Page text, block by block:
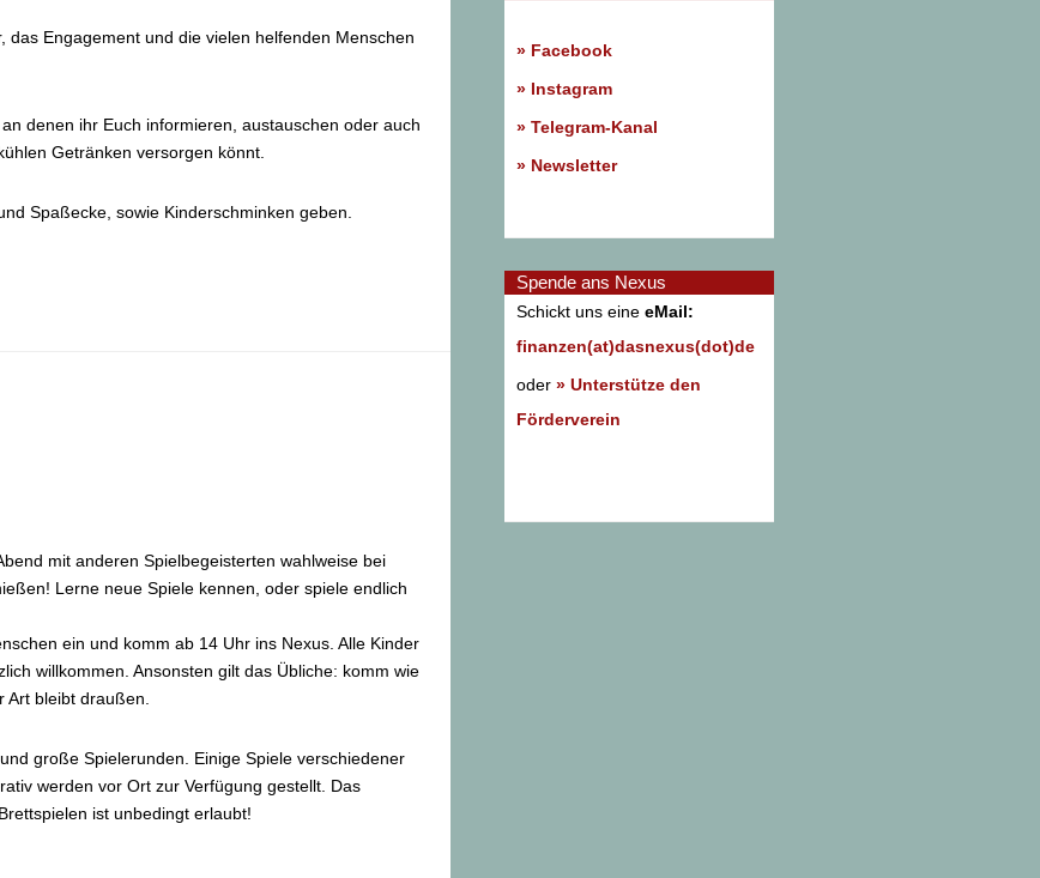
das Engagement und die vielen helfenden Menschen
denen ihr Euch informieren, austauschen oder auch
Getränken versorgen könnt.
Spaßecke, sowie Kinderschminken geben.
mit anderen Spielbegeisterten wahlweise bei
Lerne neue Spiele kennen, oder spiele endlich
ein und komm ab 14 Uhr ins Nexus. Alle Kinder
willkommen. Ansonsten gilt das Übliche: komm wie
bleibt draußen.
große Spielerunden. Einige Spiele verschiedener
werden vor Ort zur Verfügung gestellt. Das
ist unbedingt erlaubt!
» Facebook
» Instagram
» Telegram-Kanal
» Newsletter
Spende ans Nexus
Schickt uns eine eMail:
finanzen(at)dasnexus(dot)de
oder » Unterstütze den
Förderverein